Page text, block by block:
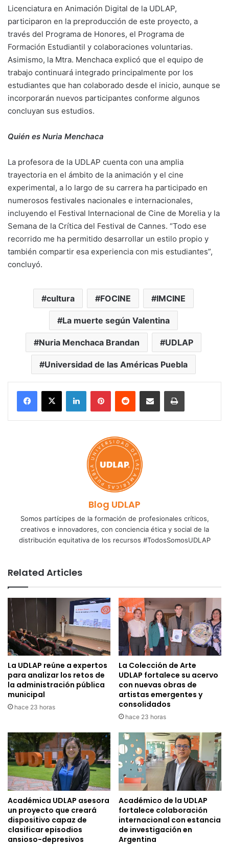
Licenciatura en Animación Digital de la UDLAP,
participaron en la preproducción de este proyecto, a
través del Programa de Honores, el Programa de
Formación Estudiantil y colaboraciones voluntarias.
Asimismo, la Mtra. Menchaca explicó que el equipo de
trabajo continuará integrado principalmente por los
estudiantes que han colaborado desde el inicio, aunque se
incorporarán nuevos participantes conforme algunos
concluyan sus estudios.
Quién es Nuria Menchaca
La profesora de la UDLAP cuenta con una amplia
trayectoria en el ámbito de la animación y el cine
experimental, a lo largo de su carrera ha participado en
numerosos festivales nacionales e internacionales,
incluyendo el Festival Internacional de Cine de Morelia y la
Semana de la Crítica del Festival de Cannes. “Todo ese
recorrido me ha permitido desarrollar un estilo propio y
también compartir esa experiencia con mis estudiantes”,
concluyó.
cultura FOCINE IMCINE
La muerte según Valentina
Nuria Menchaca Brandan UDLAP
Universidad de las Américas Puebla
LinkedInPinterestReddit Share via Email Print
Blog UDLAP
Somos partícipes de la formación de profesionales críticos,
creativos e innovadores, con conciencia ética y social de la
distribución equitativa de los recursos #TodosSomosUDLAP
Related Articles
La UDLAP reúne a expertos
para analizar los retos de
la administración pública
municipal
hace 23 horas
La Colección de Arte
UDLAP fortalece su acervo
con nuevas obras de
artistas emergentes y
consolidados
hace 23 horas
Académica UDLAP asesora
un proyecto que creará
dispositivo capaz de
clasificar episodios
ansioso-depresivos
Académico de la UDLAP
fortalece colaboración
internacional con estancia
de investigación en
Argentina